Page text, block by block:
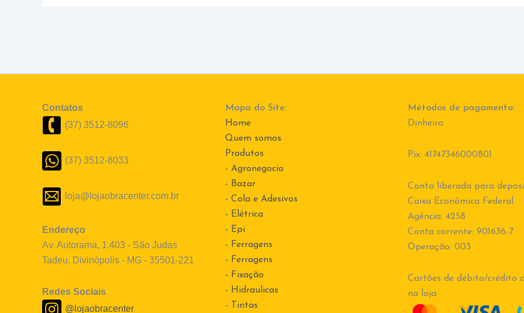
Contatos
(37) 3512-8096
(37) 3512-8033
loja@lojaobracenter.com.br
Endereço
Av. Autorama, 1.403 - São Judas
Tadeu, Divinópolis - MG - 35501-221
Redes Sociais
@lojaobracenter
Mapa do Site:
Home
Quem somos
Produtos
- Agronegocio
- Bazar
- Cola e Adesivos
- Elétrica
- Epi
- Ferragens
- Ferragens
- Fixação
- Hidraulicas
- Tintas
Métodos de pagamento:
Dinheiro.
Pix: 41747346000801
Conta liberada para
Caixa Econômica Federal
Agência: 4258
Conta corrente: 901636-7
Operação: 003
Cartões de débito/crédito
na loja: